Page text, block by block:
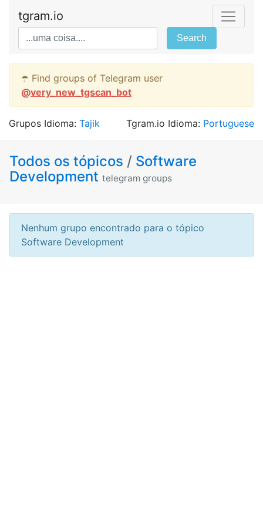
tgram.io
Search
☂️ Find groups of Telegram user
@very_new_tgscan_bot
Grupos Idioma: Tajik Tgram.io Idioma: Portuguese
Todos os tópicos / Software
Development telegram groups
Nenhum grupo encontrado para o tópico
Software Development